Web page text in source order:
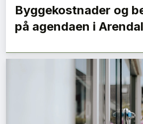
SE BLADARKIV
Byggekostnader og
på agendaen i Arendal